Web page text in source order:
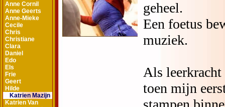
Anne Cornil
Anne Geerts
Anne-Mieke
Cecile
Chris
Christiane
Clara
Daniel
Edo
Els
Frie
Geert
Hilde
Katrien Mazijn
Katrien Van